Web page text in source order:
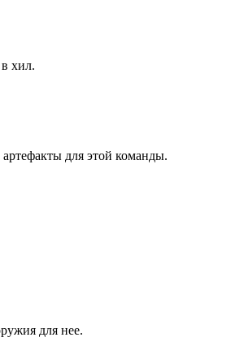
хил.
для этой команды.
для нее.